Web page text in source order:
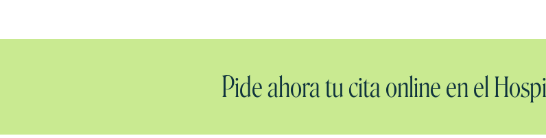
Pide ahora tu cita online en el